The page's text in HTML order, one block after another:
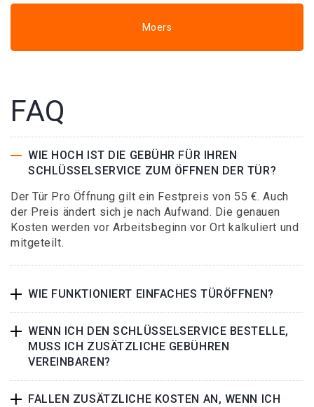
Moers
FAQ
WIE HOCH IST DIE GEBÜHR FÜR IHREN
SCHLÜSSELSERVICE ZUM ÖFFNEN DER TÜR?
Der Tür Pro Öffnung gilt ein Festpreis von 55 €. Auch
der Preis ändert sich je nach Aufwand. Die genauen
Kosten werden vor Arbeitsbeginn vor Ort kalkuliert und
mitgeteilt.
WIE FUNKTIONIERT EINFACHES TÜRÖFFNEN?
WENN ICH DEN SCHLÜSSELSERVICE BESTELLE,
MUSS ICH ZUSÄTZLICHE GEBÜHREN
VEREINBAREN?
FALLEN ZUSÄTZLICHE KOSTEN AN, WENN ICH